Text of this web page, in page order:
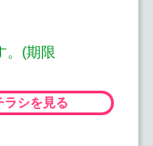
。(期限
ラシを見る